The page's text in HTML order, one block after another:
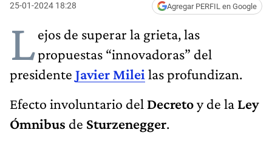
25-01-2024 18:28 Agregar PERFIL en Google
Lejos de superar la grieta, las
propuestas “innovadoras” del
presidente Javier Milei las profundizan.
Efecto involuntario del Decretoy de la Ley
Ómnibus de Sturzenegger.